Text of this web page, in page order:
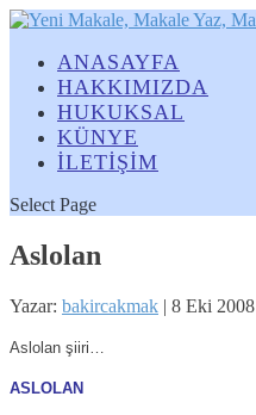
ANASAYFA
HAKKIMIZDA
HUKUKSAL
KÜNYE
İLETİŞİM
Select Page
Aslolan
Yazar: bakircakmak | 8 Eki 2008
Aslolan şiiri…
ASLOLAN